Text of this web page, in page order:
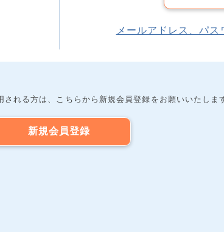
メールアドレス、パ
れる方は、こちらから新規会員登録をお願いいたしま
新規会員登録